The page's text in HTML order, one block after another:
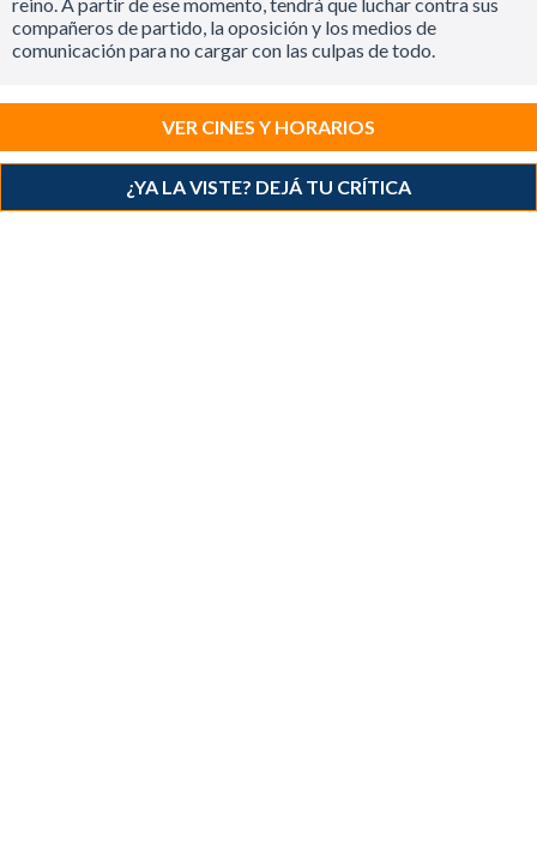
compañeros de partido, la oposición y los medios de
comunicación para no cargar con las culpas de todo.
VER CINES Y HORARIOS
¿YA LA VISTE? DEJÁ TU CRÍTICA